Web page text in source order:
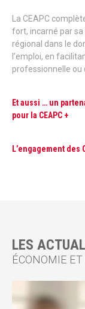
La CEAPC
fort, incarné par
régional dans le
l’emploi, en
professionnelle ou
Et aussi … un
pour la CEAPC +
L’engagement des
LES
ÉCONOMIE